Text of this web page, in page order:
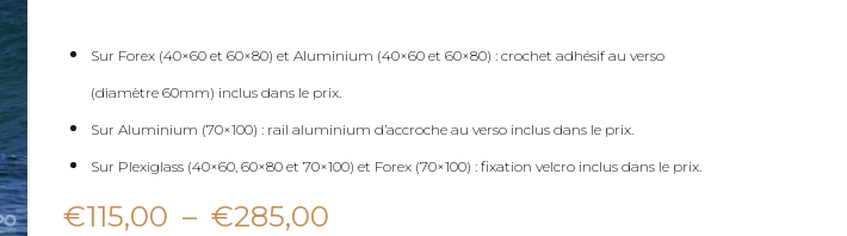
Sur Forex (40×60 et 60×80) et Aluminium (40×60 et 60×80) : crochet adhésif au verso
(diamètre 60mm) inclus dans le prix.
Sur Aluminium (70×100) : rail aluminium d’accroche au verso inclus dans le prix.
Sur Plexiglass (40×60, 60×80 et 70×100) et Forex (70×100) : fixation velcro inclus dans le prix.
€115,00 – €285,00